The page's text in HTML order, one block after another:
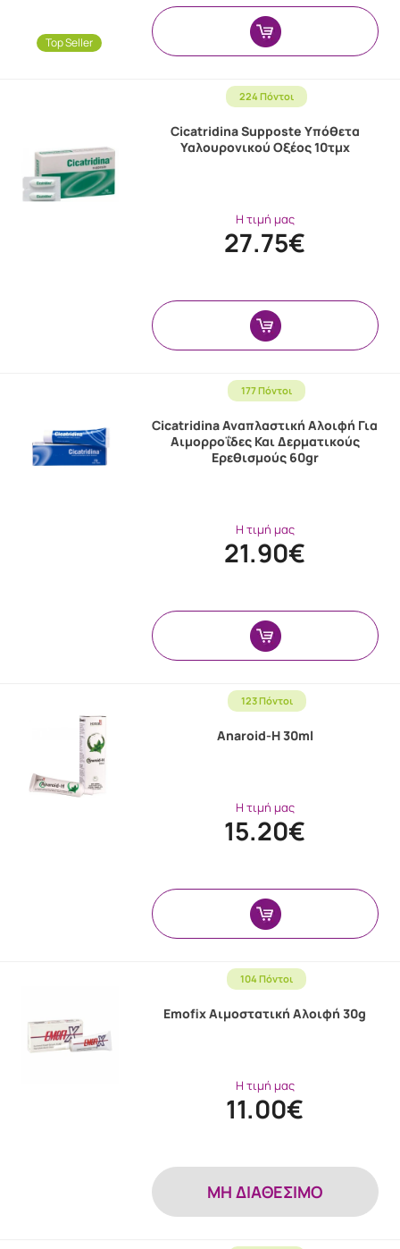
Top Seller
224 Πόντοι
Cicatridina Supposte Υπόθετα
Υαλουρονικού Οξέος 10τμχ
Η τιμή μας
27.75€
177 Πόντοι
Cicatridina Αναπλαστική Αλοιφή Για
Αιμορροΐδες Και Δερματικούς
Ερεθισμούς 60gr
Η τιμή μας
21.90€
123 Πόντοι
Anaroid-H 30ml
Η τιμή μας
15.20€
104 Πόντοι
Emofix Αιμοστατική Αλοιφή 30g
Η τιμή μας
11.00€
MH ΔΙΑΘΕΣΙΜΟ